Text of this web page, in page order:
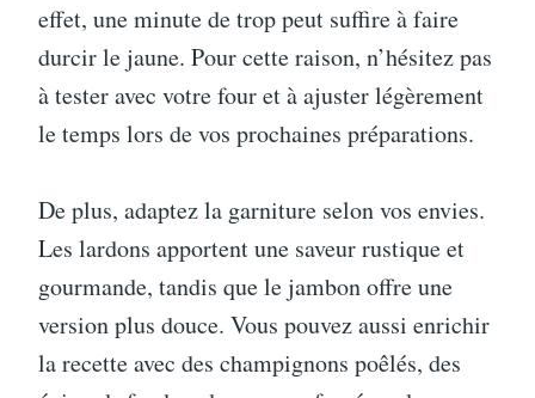
effet, une minute de trop peut suffire à faire
durcir le jaune. Pour cette raison, n’hésitez pas
à tester avec votre four et à ajuster légèrement
le temps lors de vos prochaines préparations.
De plus, adaptez la garniture selon vos envies.
Les lardons apportent une saveur rustique et
gourmande, tandis que le jambon offre une
version plus douce. Vous pouvez aussi enrichir
la recette avec des champignons poêlés, des